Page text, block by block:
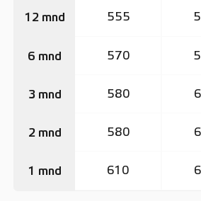
12 mnd
6 mnd
3 mnd
2 mnd
1 mnd
555
570
580
580
610